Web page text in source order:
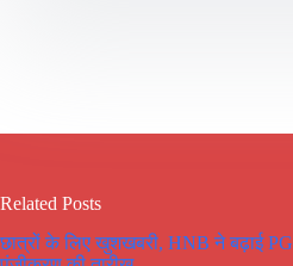
Related Posts
छात्रों के लिए खुशखबरी, HNB ने बढ़ाई PG